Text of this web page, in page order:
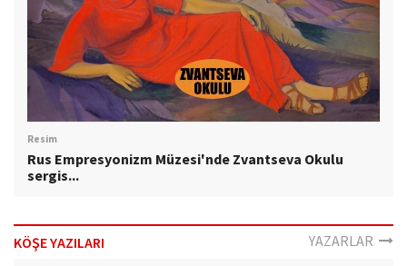
Resim
Rus Empresyonizm Müzesi'nde Zvantseva Okulu
sergis...
KÖŞE YAZILARI YAZARLAR